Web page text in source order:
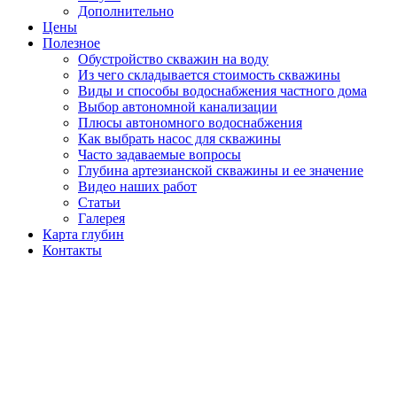
Дополнительно
Цены
Полезное
Обустройство скважин на воду
Из чего складывается стоимость скважины
Виды и способы водоснабжения частного дома
Выбор автономной канализации
Плюсы автономного водоснабжения
Как выбрать насос для скважины
Часто задаваемые вопросы
Глубина артезианской скважины и ее значение
Видео наших работ
Статьи
Галерея
Карта глубин
Контакты